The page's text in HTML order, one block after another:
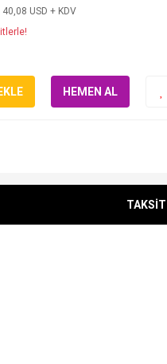
40,08 USD + KDV
HEMEN AL
TAKSİT